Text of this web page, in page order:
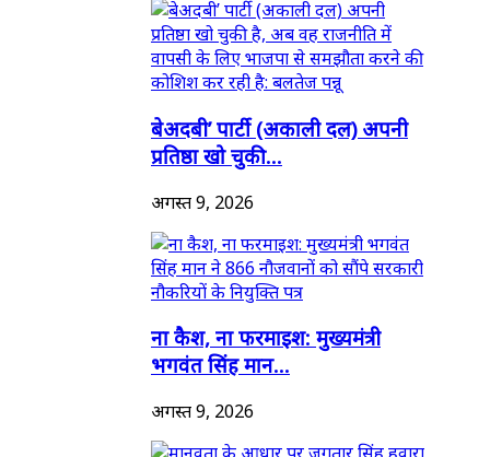
बेअदबी’ पार्टी (अकाली दल) अपनी
प्रतिष्ठा खो चुकी...
अगस्त 9, 2026
ना कैश, ना फरमाइश: मुख्यमंत्री
भगवंत सिंह मान...
अगस्त 9, 2026